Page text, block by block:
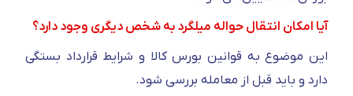
آیا امکان انتقال حواله میلگرد به شخص دیگری وجود دارد؟
این موضوع به قوانین بورس کالا و شرایط قرارداد بستگی
دارد و باید قبل از معامله بررسی شود.